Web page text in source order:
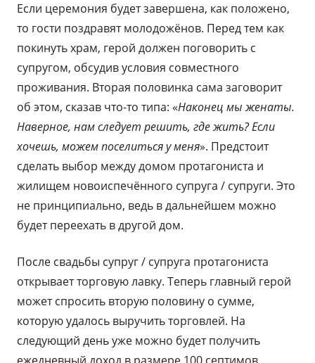
Если церемония будет завершена, как положено,
то гости поздравят молодожёнов. Перед тем как
покинуть храм, герой должен поговорить с
супругом, обсудив условия совместного
проживания. Вторая половинка сама заговорит
об этом, сказав что-то типа: «Наконец мы женаты.
Наверное, нам следует решить, где жить? Если
хочешь, можем поселиться у меня». Предстоит
сделать выбор между домом протагониста и
жилищем новоиспечённого супруга / супруги. Это
не принципиально, ведь в дальнейшем можно
будет переехать в другой дом.
После свадьбы супруг / супруга протагониста
открывает торговую лавку. Теперь главный герой
может спросить вторую половину о сумме,
которую удалось выручить торговлей. На
следующий день уже можно будет получить